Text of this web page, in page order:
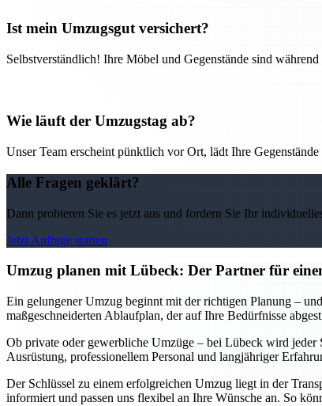
Ist mein Umzugsgut versichert?
Selbstverständlich! Ihre Möbel und Gegenstände sind
Wie läuft der Umzugstag ab?
Unser Team erscheint pünktlich vor Ort, lädt Ihre
Alle Fragen geklärt?
Dann probieren Sie es jetzt aus und fordern Sie Ihr
Jetzt Anfrage starten
Umzug planen mit Lübeck: Der Partner für
Ein gelungener Umzug beginnt mit der richtigen Planung –
maßgeschneiderten Ablaufplan, der auf Ihre Bedürfnisse
Ob private oder gewerbliche Umzüge – bei Lübeck wird
Ausrüstung, professionellem Personal und langjähriger
Der Schlüssel zu einem erfolgreichen Umzug liegt in der
informiert und passen uns flexibel an Ihre Wünsche an. So